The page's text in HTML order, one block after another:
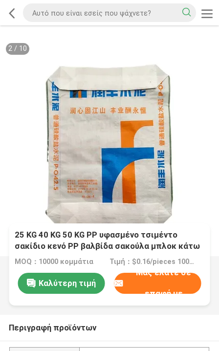
2/ 10
25 KG 40 KG 50 KG PP υφασμένο τσιμέντο
σακίδιο κενό PP βαλβίδα σακούλα μπλοκ κάτω
με βαλβίδα
MOQ：10000 κομμάτια Τιμή：$0.16/pieces 10000-299999 pieces
Καλύτερη τιμή
Μας ελάτε σε
επαφή με
Περιγραφή προϊόντων